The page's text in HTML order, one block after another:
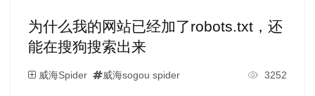
为什么我的网站已经加了robots.txt，还
能在搜狗搜索出来
威海Spider 威海sogou spider 3252